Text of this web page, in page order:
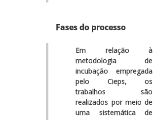
Fases do processo
Em relação à
metodologia de
incubação empregada
pelo Cieps, os
trabalhos são
realizados por meio de
uma sistemática de